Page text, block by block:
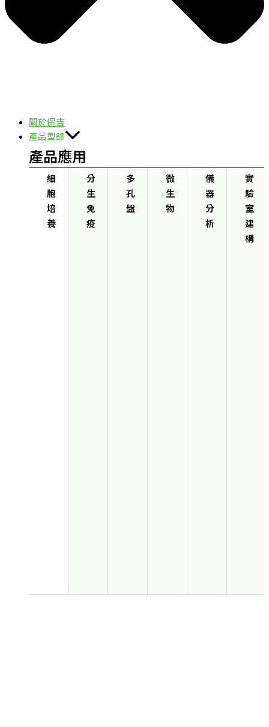
關於保吉
產品型錄
產品應用
細
胞
培
養
分
生
免
疫
多
孔
盤
微
生
物
儀
器
分
析
實
驗
室
建
構